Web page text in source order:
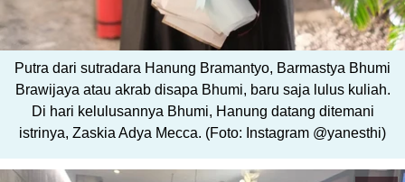
Putra dari sutradara Hanung Bramantyo, Barmastya Bhumi
Brawijaya atau akrab disapa Bhumi, baru saja lulus kuliah.
Di hari kelulusannya Bhumi, Hanung datang ditemani
istrinya, Zaskia Adya Mecca. (Foto: Instagram @yanesthi)